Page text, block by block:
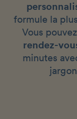
formule la
Vous
rendez-
minutes